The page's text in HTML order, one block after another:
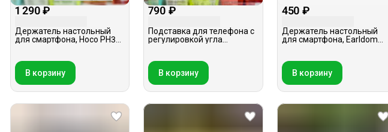
1 290 ₽
Держатель настольный
для смартфона, Hoco PH34,
В корзину
790 ₽
Подставка для телефона с
регулировкой угла
В корзину
450 ₽
Держатель настольный
для смартфона, Earldom
В корзину